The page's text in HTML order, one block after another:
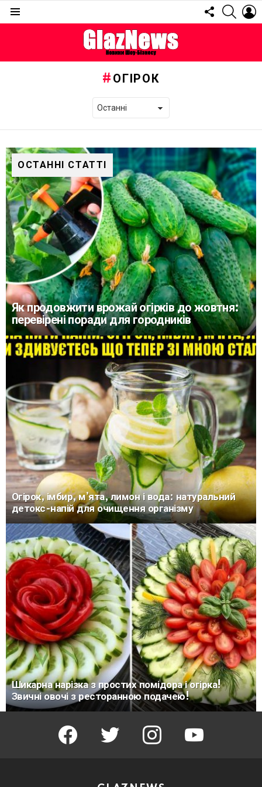
FOLLOW
US
ОГІРОК
ОСТАННІ СТАТТІ
Як продовжити врожай огірків до жовтня:
перевірені поради для городників
Огірок, імбир, м’ята, лимон і вода: натуральний
детокс-напій для очищення організму
Шикарна нарізка з простих помідора і огірка!
Звичні овочі з ресторанною подачею!
facebook twitter instagram youtube